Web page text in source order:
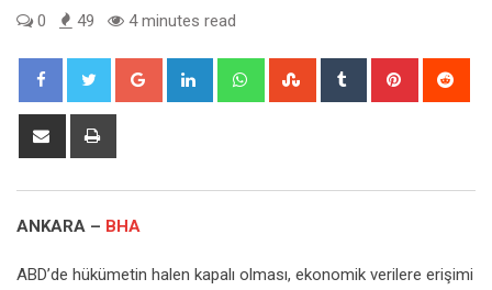
0 49 4 minutes read
Google+ LinkedIn WhatsappStumbleUpon
Tumblr Pinterest
Share
ANKARA – BHA
ABD’de hükümetin halen kapalı olması, ekonomik verilere erişimi